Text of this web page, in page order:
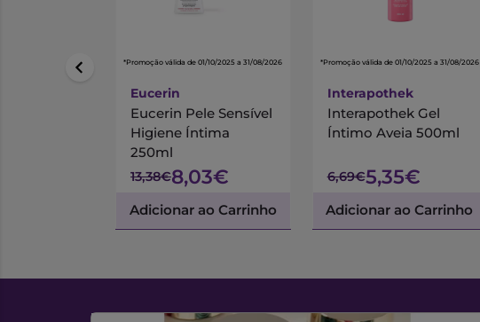
*Promoção válida de 01/10/2025 a 31/08/2026
Eucerin
Eucerin Pele Sensível
Higiene Íntima
250ml
13,38€8,03€
Adicionar ao Carrinho
*Promoção válida de 01/10/2025 a 31/08/2026
Interapothek
Interapothek Gel
Íntimo Aveia 500ml
6,69€5,35€
Adicionar ao Carrinho